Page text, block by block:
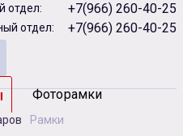
отдел: +7(966) 260-40-25
отдел: +7(966) 260-40-25
Фоторамки
Рамки